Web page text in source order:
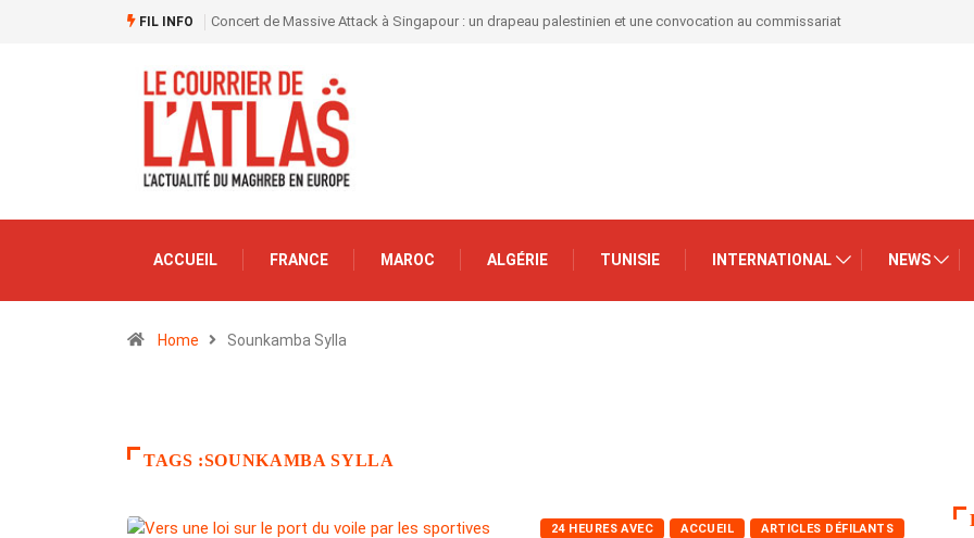
FIL INFO Concert de Massive Attack à Singapour : un drapeau palestinien et une convocation au commissariat
ACCUEIL FRANCE MAROC ALGÉRIE TUNISIE INTERNATIONAL NEWS
Home Sounkamba Sylla
TAGS :SOUNKAMBA SYLLA
24 HEURES AVEC ACCUEIL ARTICLES DÉFILANTS